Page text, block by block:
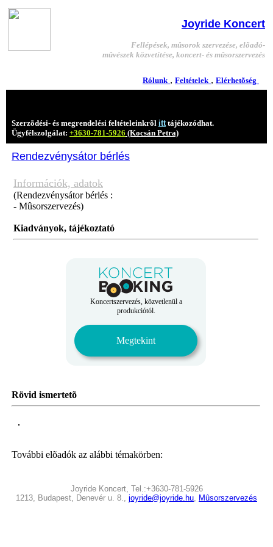
Joyride Koncert
Fellépések, mûsorok szervezése, elõadó-
mûvészek közvetítése, koncert- és mûsorszervezés
Rólunk , Feltételek , Elérhetõség
Szerzõdési- és megrendelési feltételeinkrõl itttájékozódhat.
Ügyfélszolgálat: +3630-781-5926 (Kocsán Petra)
Rendezvénysátor bérlés
Információk, adatok
(Rendezvénysátor bérlés :
- Mûsorszervezés)
Kiadványok, tájékoztató
Koncertszervezés, közvetlenül a
produkciótól.
Megtekint
Rövid ismertetõ
További elõadók az alábbi témakörben:
Joyride Koncert, Tel.:+3630-781-5926
1213, Budapest, Denevér u. 8., joyride@joyride.hu, Mûsorszervezés